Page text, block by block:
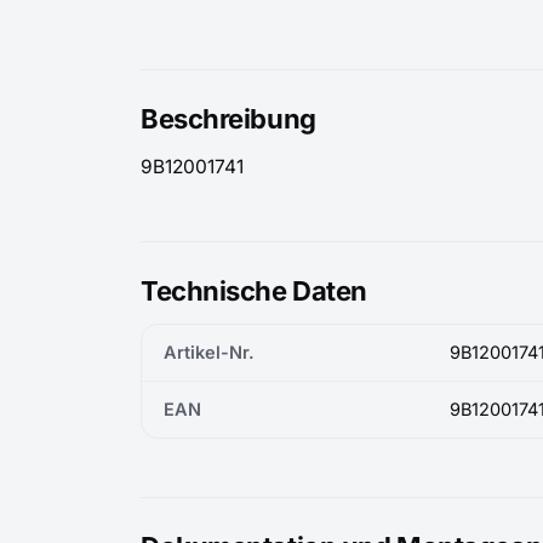
Beschreibung
9B12001741
Technische Daten
Artikel-Nr.
EAN